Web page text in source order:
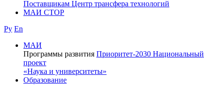
Поставщикам Центр трансфера технологий
МАИ СТОР
Ру En
МАИ
Программы развития Приоритет-2030 Национальный
проект
«Наука и университеты»
Образование